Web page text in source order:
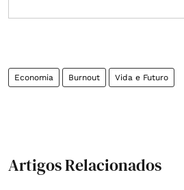
Economia Burnout Vida e Futuro
Artigos Relacionados